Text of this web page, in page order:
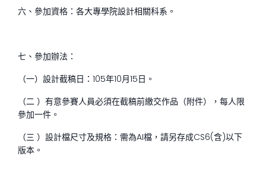
六、參加資格：各大專學院設計相關科系。
七、參加辦法：
（一）設計截稿日：105年10月15日。
（二 ）有意參賽人員必須在截稿前繳交作品（附件），每人限
參加一件。
（三 ）設計檔尺寸及規格：需為AI檔，請另存成CS6(含)以下
版本。